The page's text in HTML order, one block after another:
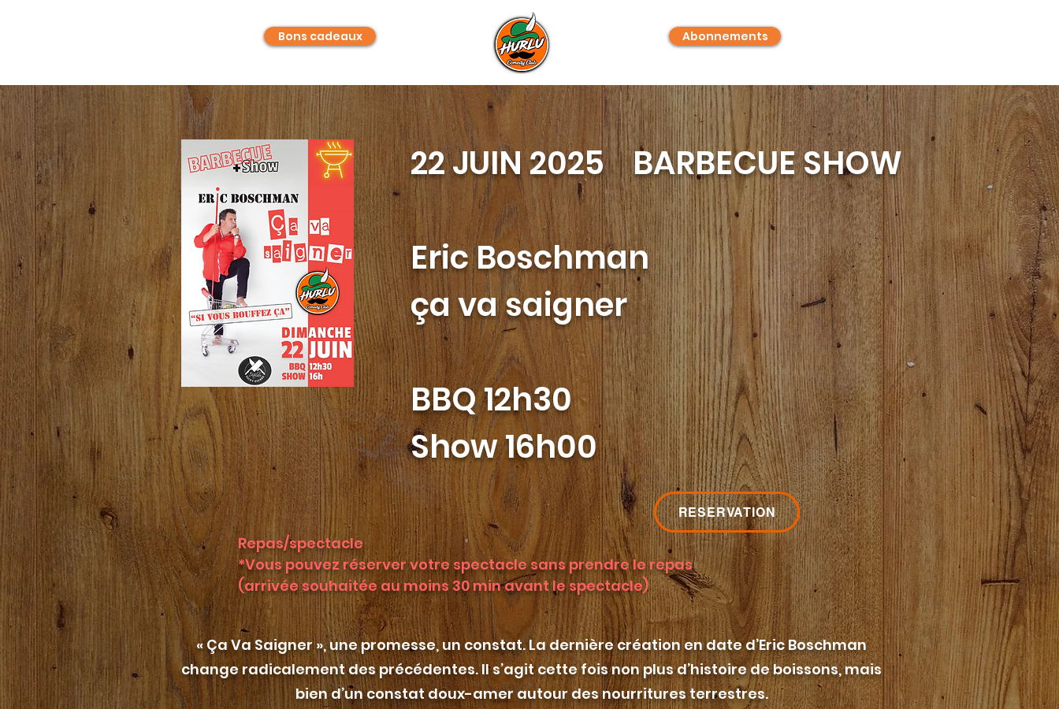
Bons cadeaux Abonnements
22 JUIN 2025 BARBECUE SHOW
Eric Boschman
ça va saigner
BBQ 12h30
Show 16h00
RESERVATION
Repas/spectacle
*Vous pouvez réserver votre spectacle sans prendre le repas
(arrivée souhaitée au moins 30 min avant le spectacle)
« Ça Va Saigner », une promesse, un constat. La dernière création en date d’Eric Boschman
change radicalement des précédentes. Il s’agit cette fois non plus d’histoire de boissons, mais
bien d’un constat doux-amer autour des nourritures terrestres.